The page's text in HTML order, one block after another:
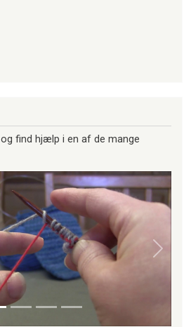
og find hjælp i en af de mange
Næste